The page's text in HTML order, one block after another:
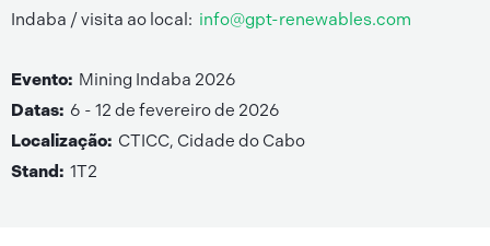
Indaba / visita ao local: info@gpt-renewables.com
Evento: Mining Indaba 2026
Datas: 6 - 12 de fevereiro de 2026
Localização: CTICC, Cidade do Cabo
Stand: 1T2